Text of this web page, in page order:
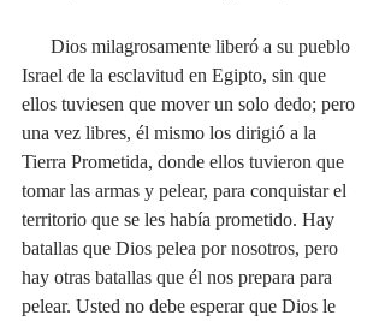
Israel de la esclavitud en Egipto, sin que
ellos tuviesen que mover un solo dedo; pero
una vez libres, él mismo los dirigió a la
Tierra Prometida, donde ellos tuvieron que
tomar las armas y pelear, para conquistar el
territorio que se les había prometido. Hay
batallas que Dios pelea por nosotros, pero
hay otras batallas que él nos prepara para
pelear. Usted no debe esperar que Dios le